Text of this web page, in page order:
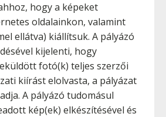
hogy a képeket
oldalainkon, valamint
ellátva) kiállítsuk. A pályázó
kijelenti, hogy
fotó(k) teljes szerzői
kiírást elolvasta, a pályázat
A pályázó tudomásul
kép(ek) elkészítésével és